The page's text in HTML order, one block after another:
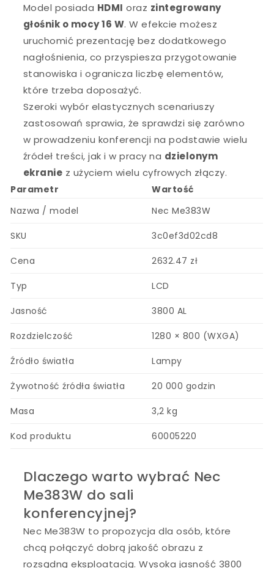
Model posiada HDMI oraz zintegrowany
głośnik o mocy 16 W. W efekcie możesz
uruchomić prezentację bez dodatkowego
nagłośnienia, co przyspiesza przygotowanie
stanowiska i ogranicza liczbę elementów,
które trzeba doposażyć.
Szeroki wybór elastycznych scenariuszy
zastosowań sprawia, że sprawdzi się zarówno
w prowadzeniu konferencji na podstawie wielu
źródeł treści, jak i w pracy na dzielonym
ekranie z użyciem wielu cyfrowych złączy.
Parametr
Wartość
Nazwa / model
Nec Me383W
SKU 3c0ef3d02cd8
Cena 2632.47 zł
Typ LCD
Jasność 3800 AL
Rozdzielczość 1280 × 800 (WXGA)
Źródło światła Lampy
Żywotność źródła światła 20 000 godzin
Masa 3,2 kg
Kod produktu 60005220
Dlaczego warto wybrać Nec
Me383W do sali
konferencyjnej?
Nec Me383W to propozycja dla osób, które
chcą połączyć dobrą jakość obrazu z
rozsądną eksploatacją. Wysoka jasność 3800